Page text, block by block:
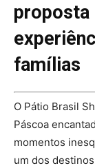
proposta
famílias
O Pátio Brasil
Páscoa
momentos
um dos